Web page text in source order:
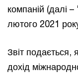
компаній (далі –
лютого 2021
Звіт подається,
дохід